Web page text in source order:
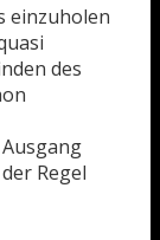
einzuholen
des
Regel